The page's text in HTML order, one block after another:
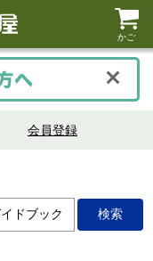
かご
会員登録